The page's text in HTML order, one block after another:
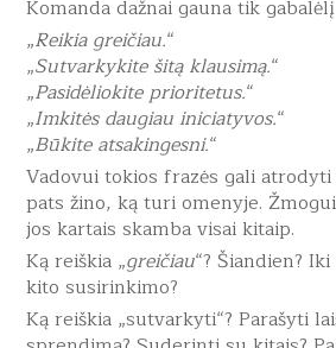
Komanda dažnai gauna tik
„Reikia greičiau.“
„Sutvarkykite šitą klausimą.“
„Pasidėliokite prioritetus.“
„Imkitės daugiau iniciatyvos.“
„Būkite atsakingesni.“
Vadovui tokios frazės gali atrodyti
pats žino, ką turi omenyje.
jos kartais skamba visai kitaip.
Ką reiškia „greičiau“? Šiandien?
kito susirinkimo?
Ką reiškia „sutvarkyti“? Parašyti